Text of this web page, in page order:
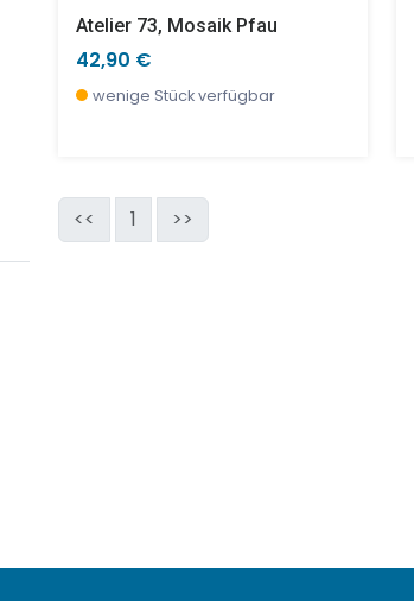
Atelier 73, Mosaik Pfau
42,90 €
wenige Stück verfügbar
<< 1 >>